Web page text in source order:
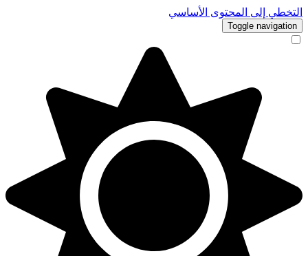
التخطي إلى المحتوى الأساسي
Toggle navigation